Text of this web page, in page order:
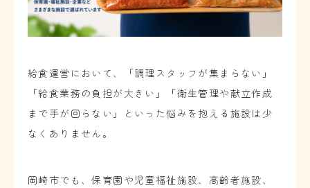
給食運営において、「調理スタッフが集まらない」
「給食業務の負担が大きい」「衛生管理や献立作成
まで手が回らない」といった悩みを抱える施設は少
なくありません。
岡崎市でも、保育園や児童福祉施設、高齢者施設、